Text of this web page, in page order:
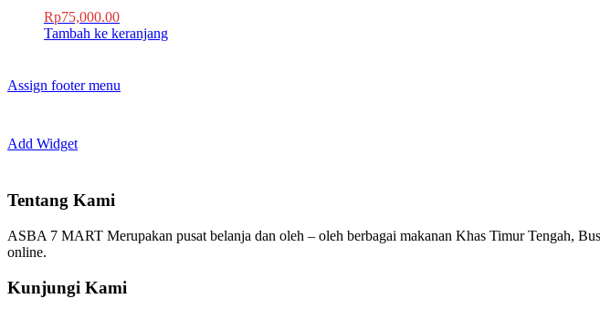
Rp75,000.00
Tambah ke keranjang
Assign footer menu
Add Widget
Tentang Kami
ASBA 7 MART Merupakan pusat belanja dan oleh – oleh berbagai makanan Khas Timur Tengah,
online.
Kunjungi Kami